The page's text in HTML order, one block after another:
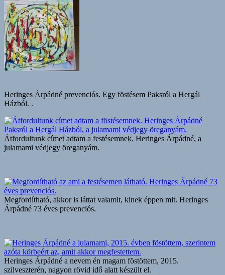
Heringes Árpádné prevenciós. Egy föstésem Paksról a Hergál
Házból. .
Átfordultunk címet adtam a festésemnek. Heringes Árpádné, a
julamami védjegy öreganyám.
Megfordítható, akkor is láttat valamit, kinek éppen mit. Heringes
Árpádné 73 éves prevenciós.
Heringes Árpádné a nevem én magam föstöttem, 2015.
szilveszterén, nagyon rövid idő alatt készült el.